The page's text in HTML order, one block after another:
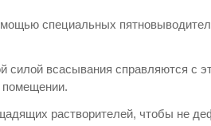
специальных
всасывания справляются с
помещении.
растворителей, чтобы не